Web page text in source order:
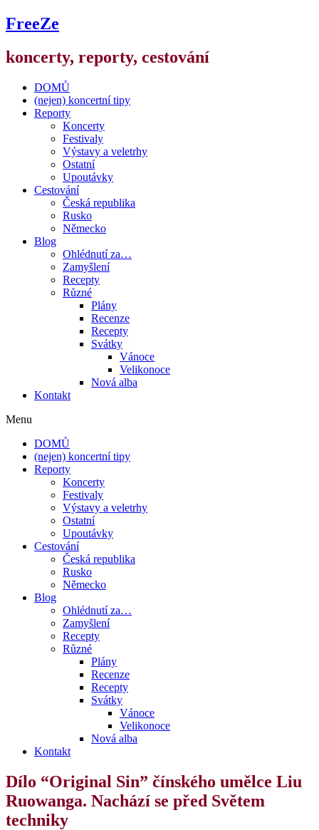
FreeZe
koncerty, reporty, cestování
DOMŮ
(nejen) koncertní tipy
Reporty
Koncerty
Festivaly
Výstavy a veletrhy
Ostatní
Upoutávky
Cestování
Česká republika
Rusko
Německo
Blog
Ohlédnutí za…
Zamyšlení
Recepty
Různé
Plány
Recenze
Recepty
Svátky
Vánoce
Velikonoce
Nová alba
Kontakt
Menu
DOMŮ
(nejen) koncertní tipy
Reporty
Koncerty
Festivaly
Výstavy a veletrhy
Ostatní
Upoutávky
Cestování
Česká republika
Rusko
Německo
Blog
Ohlédnutí za…
Zamyšlení
Recepty
Různé
Plány
Recenze
Recepty
Svátky
Vánoce
Velikonoce
Nová alba
Kontakt
Dílo “Original Sin” čínského umělce Liu
Ruowanga. Nachází se před Světem
techniky